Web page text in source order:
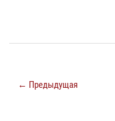
← Предыдущая